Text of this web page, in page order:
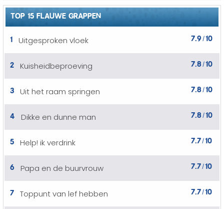
TOP 15 FLAUWE GRAPPEN
1
Uitgesproken vloek 7.9 /10
2 Kuisheidbeproeving 7.8 /10
3 Uit het raam springen 7.8/10
4 Dikke en dunne man 7.8 /10
5 Help! ik verdrink 7.7/10
6 Papa en de buurvrouw 7.7/10
7 Toppunt van lef hebben 7.7/10